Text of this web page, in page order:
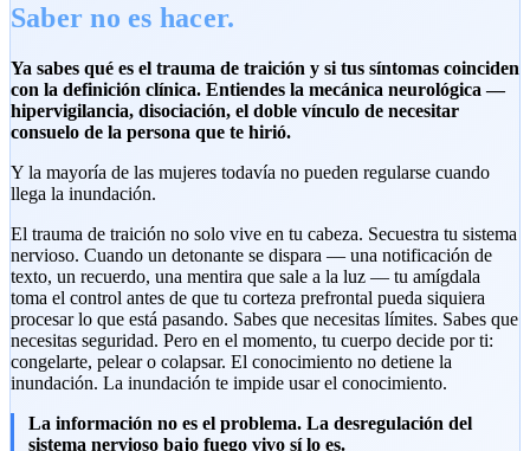
Saber no es hacer.
Ya sabes qué es el trauma de traición y si tus síntomas coinciden
con la definición clínica. Entiendes la mecánica neurológica —
hipervigilancia, disociación, el doble vínculo de necesitar
consuelo de la persona que te hirió.
Y la mayoría de las mujeres todavía no pueden regularse cuando
llega la inundación.
El trauma de traición no solo vive en tu cabeza. Secuestra tu sistema
nervioso. Cuando un detonante se dispara — una notificación de
texto, un recuerdo, una mentira que sale a la luz — tu amígdala
toma el control antes de que tu corteza prefrontal pueda siquiera
procesar lo que está pasando. Sabes que necesitas límites. Sabes que
necesitas seguridad. Pero en el momento, tu cuerpo decide por ti:
congelarte, pelear o colapsar. El conocimiento no detiene la
inundación. La inundación te impide usar el conocimiento.
La información no es el problema. La desregulación del
sistema nervioso bajo fuego vivo sí lo es.